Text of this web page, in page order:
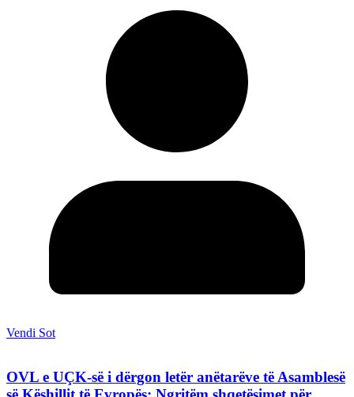
Vendi Sot
OVL e UÇK-së i dërgon letër anëtarëve të Asamblesë